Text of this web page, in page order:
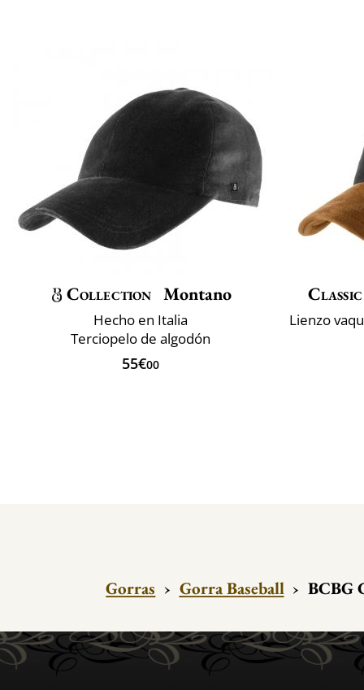
Collection Montano
Hecho en Italia
Terciopelo de algodón
55€00
Gorras › Gorra Baseball › BCBG